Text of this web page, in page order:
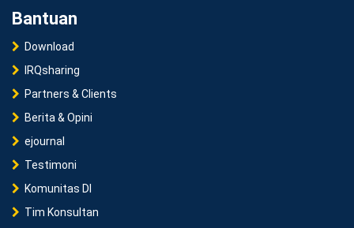
Bantuan
Download
IRQsharing
Partners & Clients
Berita & Opini
ejournal
Testimoni
Komunitas DI
Tim Konsultan